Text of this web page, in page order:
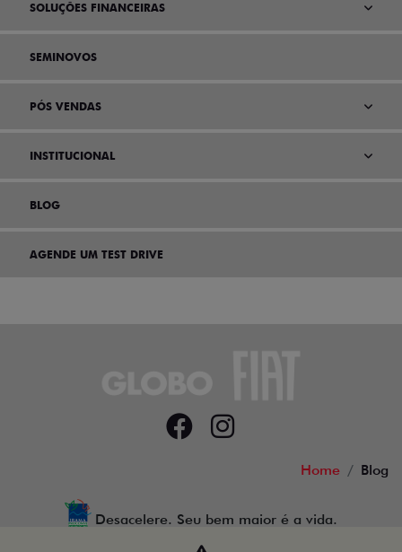
SOLUÇÕES FINANCEIRAS
SEMINOVOS
PÓS VENDAS
INSTITUCIONAL
BLOG
AGENDE UM TEST DRIVE
Home Blog
Desacelere. Seu bem maior é a vida.